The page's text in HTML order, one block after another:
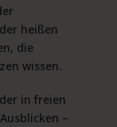
heißen
die
wissen.
in freien
–